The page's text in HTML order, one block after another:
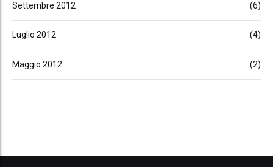
Settembre 2012 (6)
Luglio 2012 (4)
Maggio 2012 (2)